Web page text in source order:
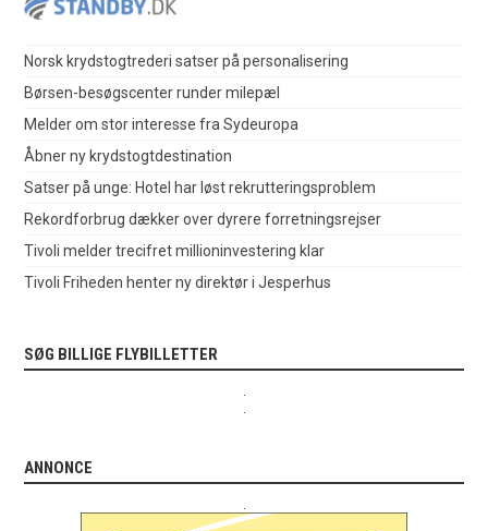
Norsk krydstogtrederi satser på personalisering
Børsen-besøgscenter runder milepæl
Melder om stor interesse fra Sydeuropa
Åbner ny krydstogtdestination
Satser på unge: Hotel har løst rekrutteringsproblem
Rekordforbrug dækker over dyrere forretningsrejser
Tivoli melder trecifret millioninvestering klar
Tivoli Friheden henter ny direktør i Jesperhus
SØG BILLIGE FLYBILLETTER
ANNONCE